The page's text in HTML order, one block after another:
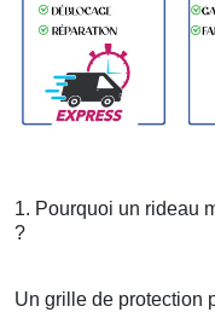
1. Pourquoi un rideau
?
Un grille de protection